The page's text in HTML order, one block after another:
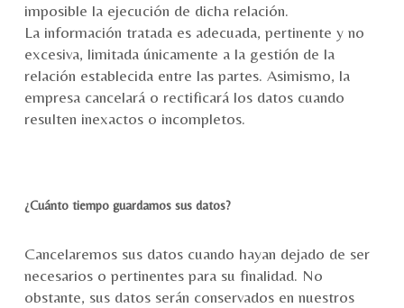
imposible la ejecución de dicha relación.
La información tratada es adecuada, pertinente y no
excesiva, limitada únicamente a la gestión de la
relación establecida entre las partes. Asimismo, la
empresa cancelará o rectificará los datos cuando
resulten inexactos o incompletos.
¿Cuánto tiempo guardamos sus datos?
Cancelaremos sus datos cuando hayan dejado de ser
necesarios o pertinentes para su finalidad. No
obstante, sus datos serán conservados en nuestros